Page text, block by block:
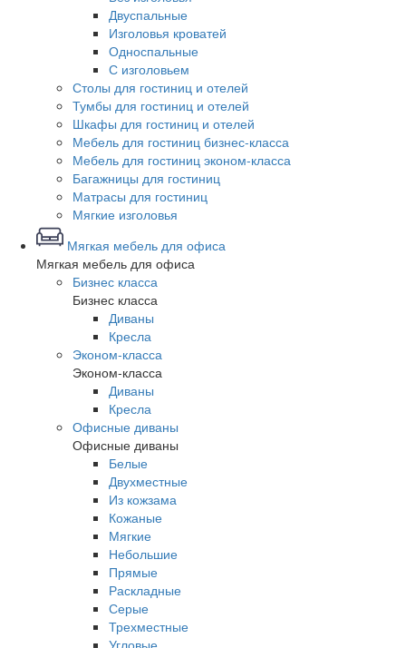
Двуспальные
Изголовья кроватей
Односпальные
С изголовьем
Столы для гостиниц и отелей
Тумбы для гостиниц и отелей
Шкафы для гостиниц и отелей
Мебель для гостиниц бизнес-класса
Мебель для гостиниц эконом-класса
Багажницы для гостиниц
Матрасы для гостиниц
Мягкие изголовья
Мягкая мебель для офиса
Мягкая мебель для офиса
Бизнес класса
Бизнес класса
Диваны
Кресла
Эконом-класса
Эконом-класса
Диваны
Кресла
Офисные диваны
Офисные диваны
Белые
Двухместные
Из кожзама
Кожаные
Мягкие
Небольшие
Прямые
Раскладные
Серые
Трехместные